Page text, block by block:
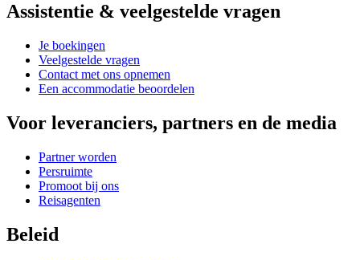
Assistentie & veelgestelde vragen
Je boekingen
Veelgestelde vragen
Contact met ons opnemen
Een accommodatie beoordelen
Voor leveranciers, partners en de media
Partner worden
Persruimte
Promoot bij ons
Reisagenten
Beleid